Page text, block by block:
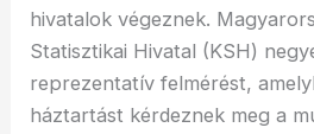
hivatalok végeznek.
Statisztikai Hivatal (KSH)
reprezentatív felmérést,
háztartást kérdeznek meg a